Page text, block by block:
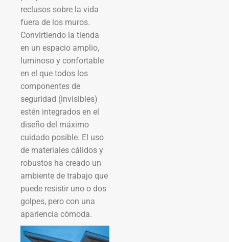
reclusos sobre la vida
fuera de los muros.
Convirtiendo la tienda
en un espacio amplio,
luminoso y confortable
en el que todos los
componentes de
seguridad (invisibles)
estén integrados en el
diseño del máximo
cuidado posible. El uso
de materiales cálidos y
robustos ha creado un
ambiente de trabajo que
puede resistir uno o dos
golpes, pero con una
apariencia cómoda.